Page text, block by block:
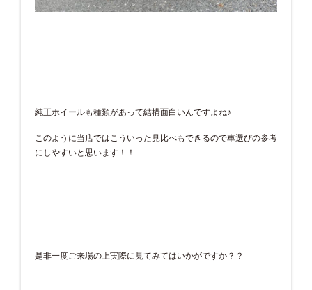
純正ホイールも種類があって結構面白いんですよね♪
このように当店ではこういった見比べもできるので車選びの参考
にしやすいと思います！！
是非一度ご来場の上実際に見てみてはいかがですか？？